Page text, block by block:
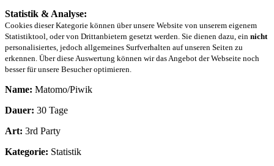
Statistik & Analyse:
Cookies dieser Kategorie können über unsere Website von unserem eigenem
Statistiktool, oder von Drittanbietern gesetzt werden. Sie dienen dazu, ein nicht
personalisiertes, jedoch allgemeines Surfverhalten auf unseren Seiten zu
erkennen. Über diese Auswertung können wir das Angebot der Webseite noch
besser für unsere Besucher optimieren.
Name: Matomo/Piwik
Dauer: 30 Tage
Art: 3rd Party
Kategorie: Statistik